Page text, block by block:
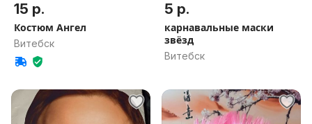
15 р.
Костюм Ангел
Витебск
5 р.
карнавальные маски
звёзд
Витебск